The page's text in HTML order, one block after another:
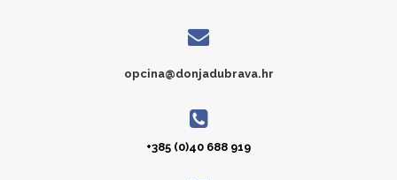
opcina@donjadubrava.hr
+385 (0)40 688 919